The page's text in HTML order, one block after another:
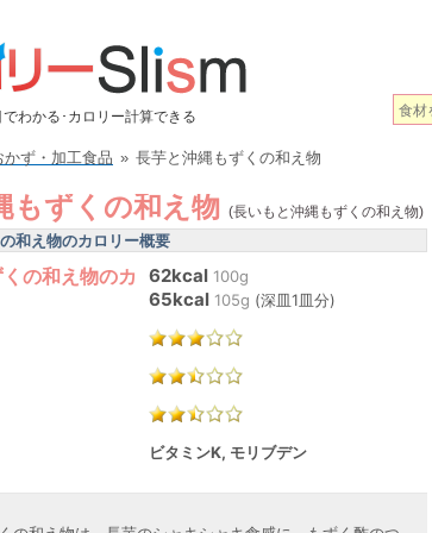
わかる･カロリー計算できる
かず・加工食品 » 長芋と沖縄もずくの和え物
もずくの和え物 (長いもと沖縄もずくの和え物)
和え物のカロリー概要
の和え物のカ
62kcal 100g
65kcal 105g (深皿1皿分)
ビタミンK, モリブデン